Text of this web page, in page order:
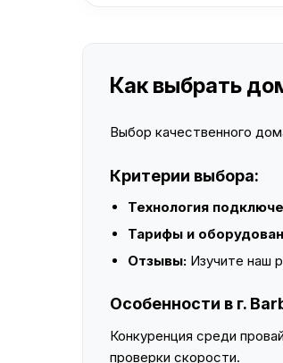
Как выбрать
Выбор качественного
Критерии выбора:
Технология
Тарифы и
Отзывы: Изучите наш
Особенности в г.
Конкуренция среди
проверки скорости.